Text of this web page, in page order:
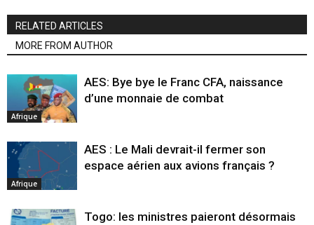
RELATED ARTICLES
MORE FROM AUTHOR
Afrique
AES: Bye bye le Franc CFA, naissance
d’une monnaie de combat
Afrique
AES : Le Mali devrait-il fermer son
espace aérien aux avions français ?
Togo: les ministres paieront désormais